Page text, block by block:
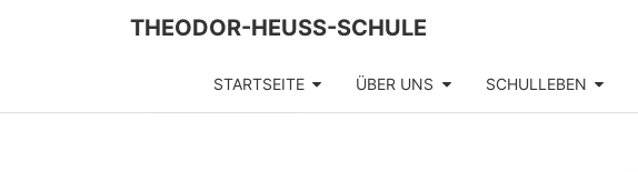
THEODOR-HEUSS-SCHULE
STARTSEITE ÜBER UNS SCHULLEBEN